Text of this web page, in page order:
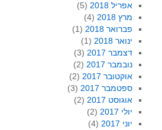
אפריל 2018
(5)
מרץ 2018
(4)
פברואר 2018
(1)
ינואר 2018
(1)
דצמבר 2017
(3)
נובמבר 2017
(2)
אוקטובר 2017
(2)
ספטמבר 2017
(3)
אוגוסט 2017
(2)
יולי 2017
(2)
יוני 2017
(4)